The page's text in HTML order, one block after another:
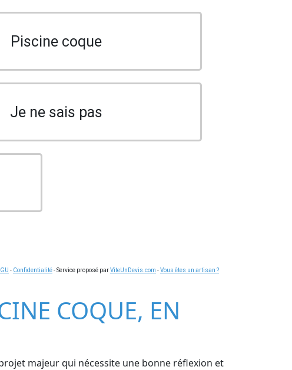
Piscine coque
Je ne sais pas
- Confidentialité- Service proposé parViteUnDevis.com -Vous êtes un artisan ?
COQUE, EN
majeur qui nécessite une bonne réflexion et